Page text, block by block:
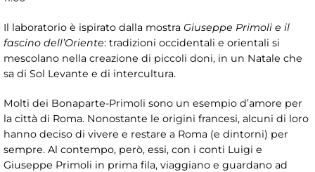
Il laboratorio è ispirato dalla mostra Giuseppe Primoli e il
fascino dell’Oriente: tradizioni occidentali e orientali si
mescolano nella creazione di piccoli doni, in un Natale che
sa di Sol Levante e di intercultura.
Molti dei Bonaparte-Primoli sono un esempio d’amore per
la città di Roma. Nonostante le origini francesi, alcuni di loro
hanno deciso di vivere e restare a Roma (e dintorni) per
sempre. Al contempo, però, essi, con i conti Luigi e
Giuseppe Primoli in prima fila, viaggiano e guardano ad